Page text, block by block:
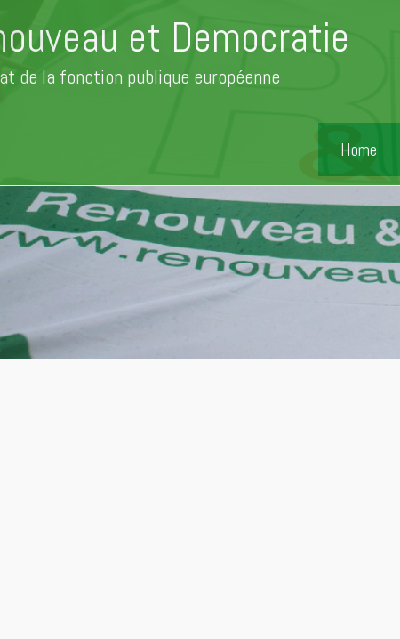
et Democratie
de la fonction publique européenne
Home